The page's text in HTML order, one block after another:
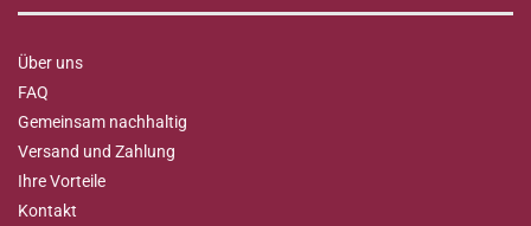
Über uns
FAQ
Gemeinsam nachhaltig
Versand und Zahlung
Ihre Vorteile
Kontakt